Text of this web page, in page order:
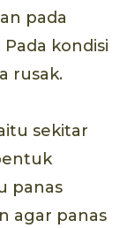
pada
Pada kondisi
rusak.
sekitar
panas
agar panas